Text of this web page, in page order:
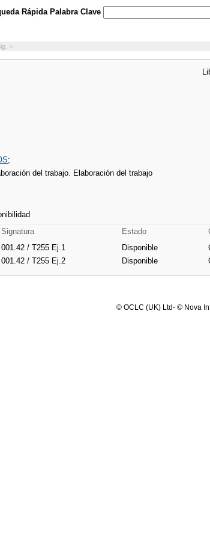
Rápida Palabra Clave
>
;
del trabajo. Elaboración del trabajo
Signatura Estado
001.42 / T255 Ej.1 Disponible
001.42 / T255 Ej.2 Disponible
© OCLC (UK) Ltd- © Nova